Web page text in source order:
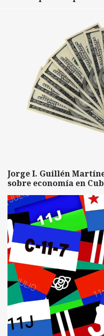
Jorge I. Guillén
sobre economía en